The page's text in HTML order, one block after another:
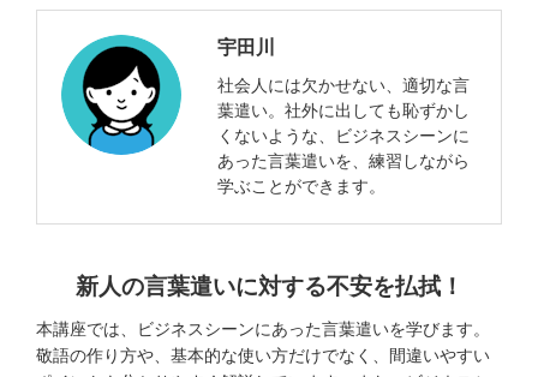
宇田川
社会人には欠かせない、適切な言
葉遣い。社外に出しても恥ずかし
くないような、ビジネスシーンに
あった言葉遣いを、練習しながら
学ぶことができます。
新人の言葉遣いに対する不安を払拭！
本講座では、ビジネスシーンにあった言葉遣いを学びます。
敬語の作り方や、基本的な使い方だけでなく、間違いやすい